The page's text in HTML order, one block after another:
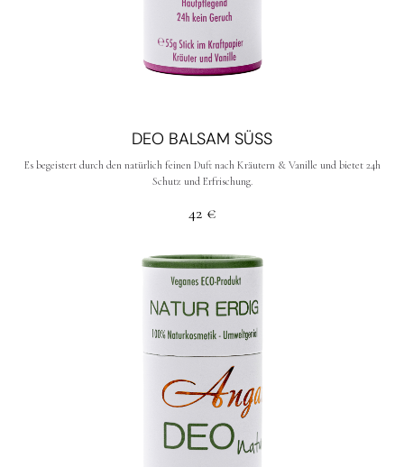
DEO BALSAM SÜSS
Es begeistert durch den natürlich feinen Duft nach Kräutern & Vanille und bietet 24h
Schutz und Erfrischung.
42 €